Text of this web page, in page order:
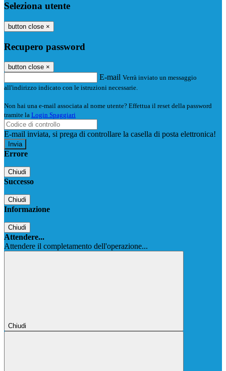
Seleziona utente
button close ×
Recupero password
button close ×
E-mail Verrà inviato un messaggio
all'indirizzo indicato con le istruzioni necessarie.
Non hai una e-mail associata al nome utente? Effettua il reset della password
tramite la Login Spaggiari
E-mail inviata, si prega di controllare la casella di posta elettronica!
Errore
Chiudi
Successo
Chiudi
Informazione
Chiudi
Attendere...
Attendere il completamento dell'operazione...
Chiudi